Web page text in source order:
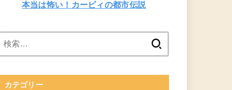
本当は怖い！カービィの都市伝説
カテゴリー